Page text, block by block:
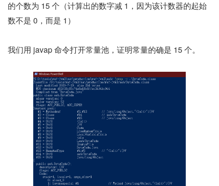
的个数为 15 个（计算出的数字减 1，因为该计数器的起始
数不是 0，而是 1）
我们用 javap 命令打开常量池，证明常量的确是 15 个。